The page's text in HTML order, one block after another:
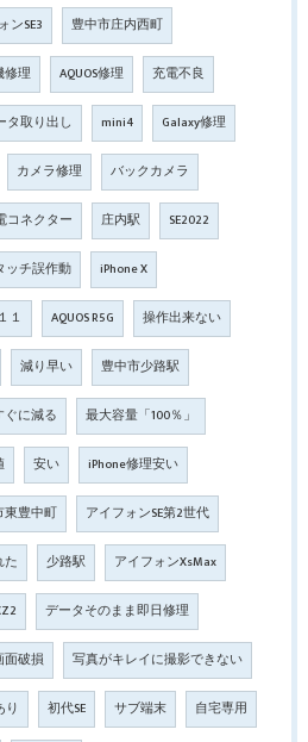
ンSE3 豊中市庄内西町
修理 AQUOS修理 充電不良
タ取り出し mini4 Galaxy修理
カメラ修理 バックカメラ
コネクター 庄内駅 SE2022
ッチ誤作動 iPhone X
１ AQUOS R5G 操作出来ない
減り早い 豊中市少路駅
ぐに減る 最大容量「100％」
安い iPhone修理安い
東豊中町 アイフォンSE第2世代
た 少路駅 アイフォンXsMax
データそのまま即日修理
面破損 写真がキレイに撮影できない
り 初代SE サブ端末 自宅専用